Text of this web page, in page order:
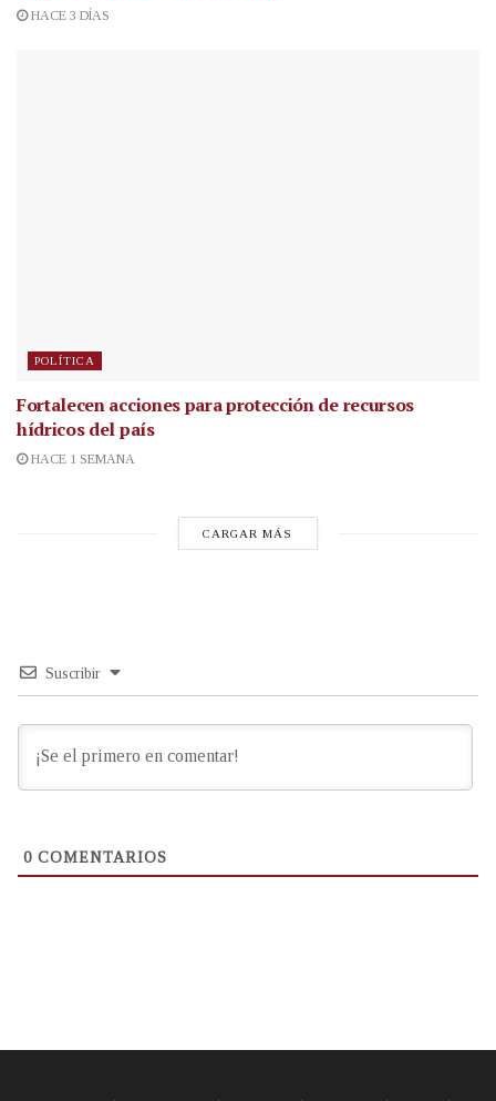
HACE 3 DÍAS
POLÍTICA
Fortalecen acciones para protección de recursos
hídricos del país
HACE 1 SEMANA
CARGAR MÁS
Suscribir
0 COMENTARIOS